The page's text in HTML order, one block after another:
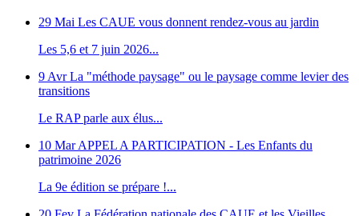
29 Mai Les CAUE vous donnent rendez-vous au jardin
Les 5,6 et 7 juin 2026...
9 Avr La "méthode paysage" ou le paysage comme levier des
transitions
Le RAP parle aux élus...
10 Mar APPEL A PARTICIPATION - Les Enfants du
patrimoine 2026
La 9e édition se prépare !...